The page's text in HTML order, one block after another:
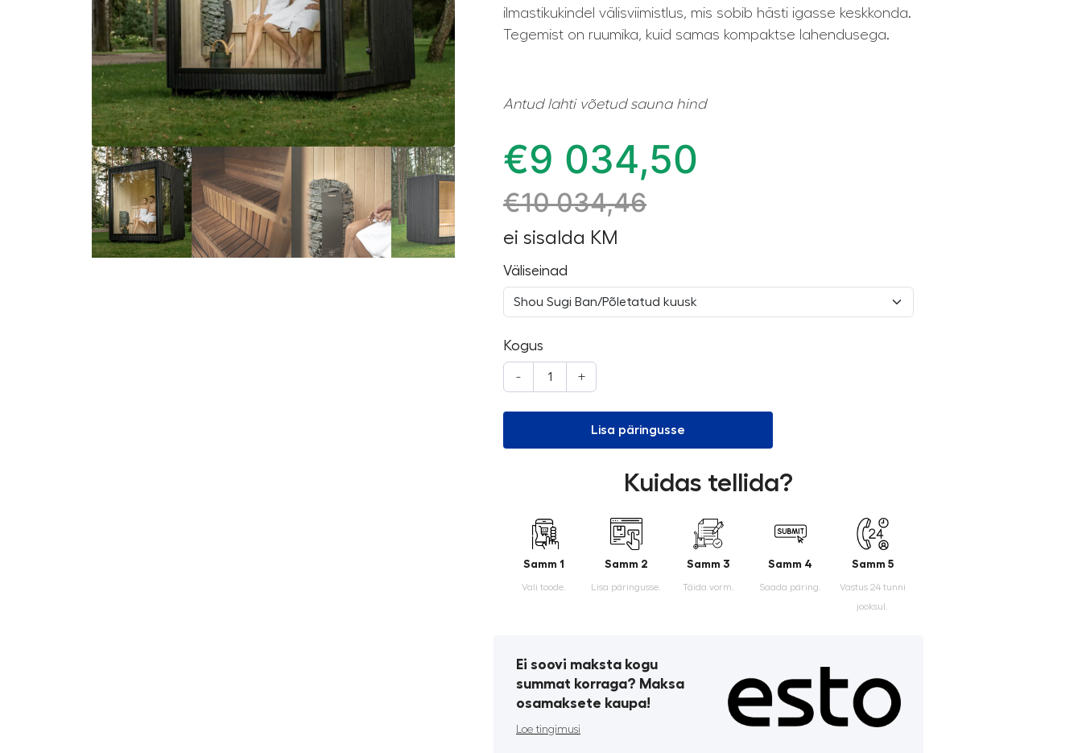
ilmastikukindel välisviimistlus, mis sobib hästi igasse keskkonda.
Tegemist on ruumika, kuid samas kompaktse lahendusega.
Antud lahti võetud sauna hind
€9 034,50
€10 034,46
ei sisalda KM
Väliseinad
Kogus
- +
Lisa päringusse
Kuidas tellida?
Samm 1
Vali toode.
Samm 2
Lisa päringusse.
Samm 3
Täida vorm.
Samm 4
Saada päring.
Samm 5
Vastus 24 tunni
jooksul.
Ei soovi maksta kogu
summat korraga? Maksa
osamaksete kaupa!
Loe tingimusi